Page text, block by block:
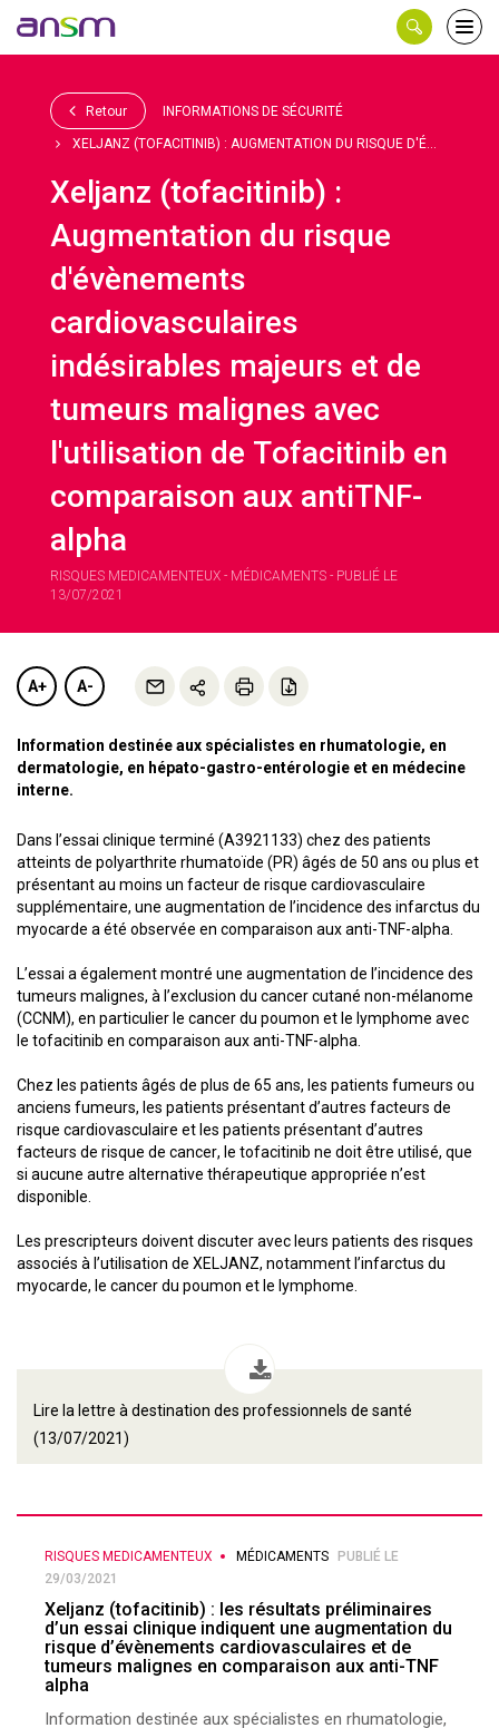
le
Retour INFORMATIONS DE SÉCURITÉ
XELJANZ (TOFACITINIB) : AUGMENTATION DU RISQUE D'É...
Xeljanz (tofacitinib) :
Augmentation du risque
d'évènements
cardiovasculaires
indésirables majeurs et de
tumeurs malignes avec
l'utilisation de Tofacitinib en
comparaison aux antiTNF-
alpha
RISQUES MEDICAMENTEUX - MÉDICAMENTS - PUBLIÉ LE
13/07/2021
A+ A-
Information destinée aux spécialistes en rhumatologie, en
dermatologie, en hépato-gastro-entérologie et en médecine
interne.
Dans l’essai clinique terminé (A3921133) chez des patients
atteints de polyarthrite rhumatoïde (PR) âgés de 50 ans ou plus et
présentant au moins un facteur de risque cardiovasculaire
supplémentaire, une augmentation de l’incidence des infarctus du
myocarde a été observée en comparaison aux anti-TNF-alpha.
L’essai a également montré une augmentation de l’incidence des
tumeurs malignes, à l’exclusion du cancer cutané non-mélanome
(CCNM), en particulier le cancer du poumon et le lymphome avec
le tofacitinib en comparaison aux anti-TNF-alpha.
Chez les patients âgés de plus de 65 ans, les patients fumeurs ou
anciens fumeurs, les patients présentant d’autres facteurs de
risque cardiovasculaire et les patients présentant d’autres
facteurs de risque de cancer, le tofacitinib ne doit être utilisé, que
si aucune autre alternative thérapeutique appropriée n’est
disponible.
Les prescripteurs doivent discuter avec leurs patients des risques
associés à l’utilisation de XELJANZ, notamment l’infarctus du
myocarde, le cancer du poumon et le lymphome.
Lire la lettre à destination des professionnels de santé
(13/07/2021)
RISQUES MEDICAMENTEUX MÉDICAMENTS
PUBLIÉ LE
29/03/2021
Xeljanz (tofacitinib) : les résultats préliminaires
d’un essai clinique indiquent une augmentation du
risque d’évènements cardiovasculaires et de
tumeurs malignes en comparaison aux anti-TNF
alpha
Information destinée aux spécialistes en rhumatologie,